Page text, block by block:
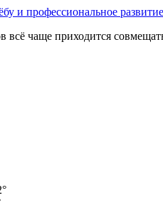
и профессиональное развитие
всё чаще приходится